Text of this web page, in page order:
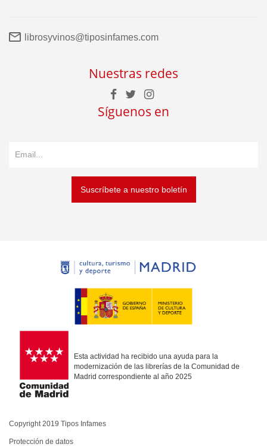
librosyvinos@tiposinfames.com
Nuestras redes
Síguenos en
Suscríbete a nuestro boletín
Esta actividad ha recibido una ayuda para la
modernización de las librerías de la Comunidad de
Madrid correspondiente al año 2025
Copyright 2019 Tipos Infames
Protección de datos